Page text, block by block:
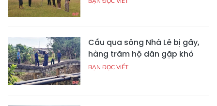
Cầu qua sông Nhà Lê bị gãy,
hàng trăm hộ dân gặp khó
BẠN ĐỌC VIẾT